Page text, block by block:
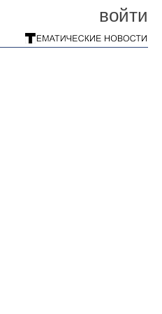
войти